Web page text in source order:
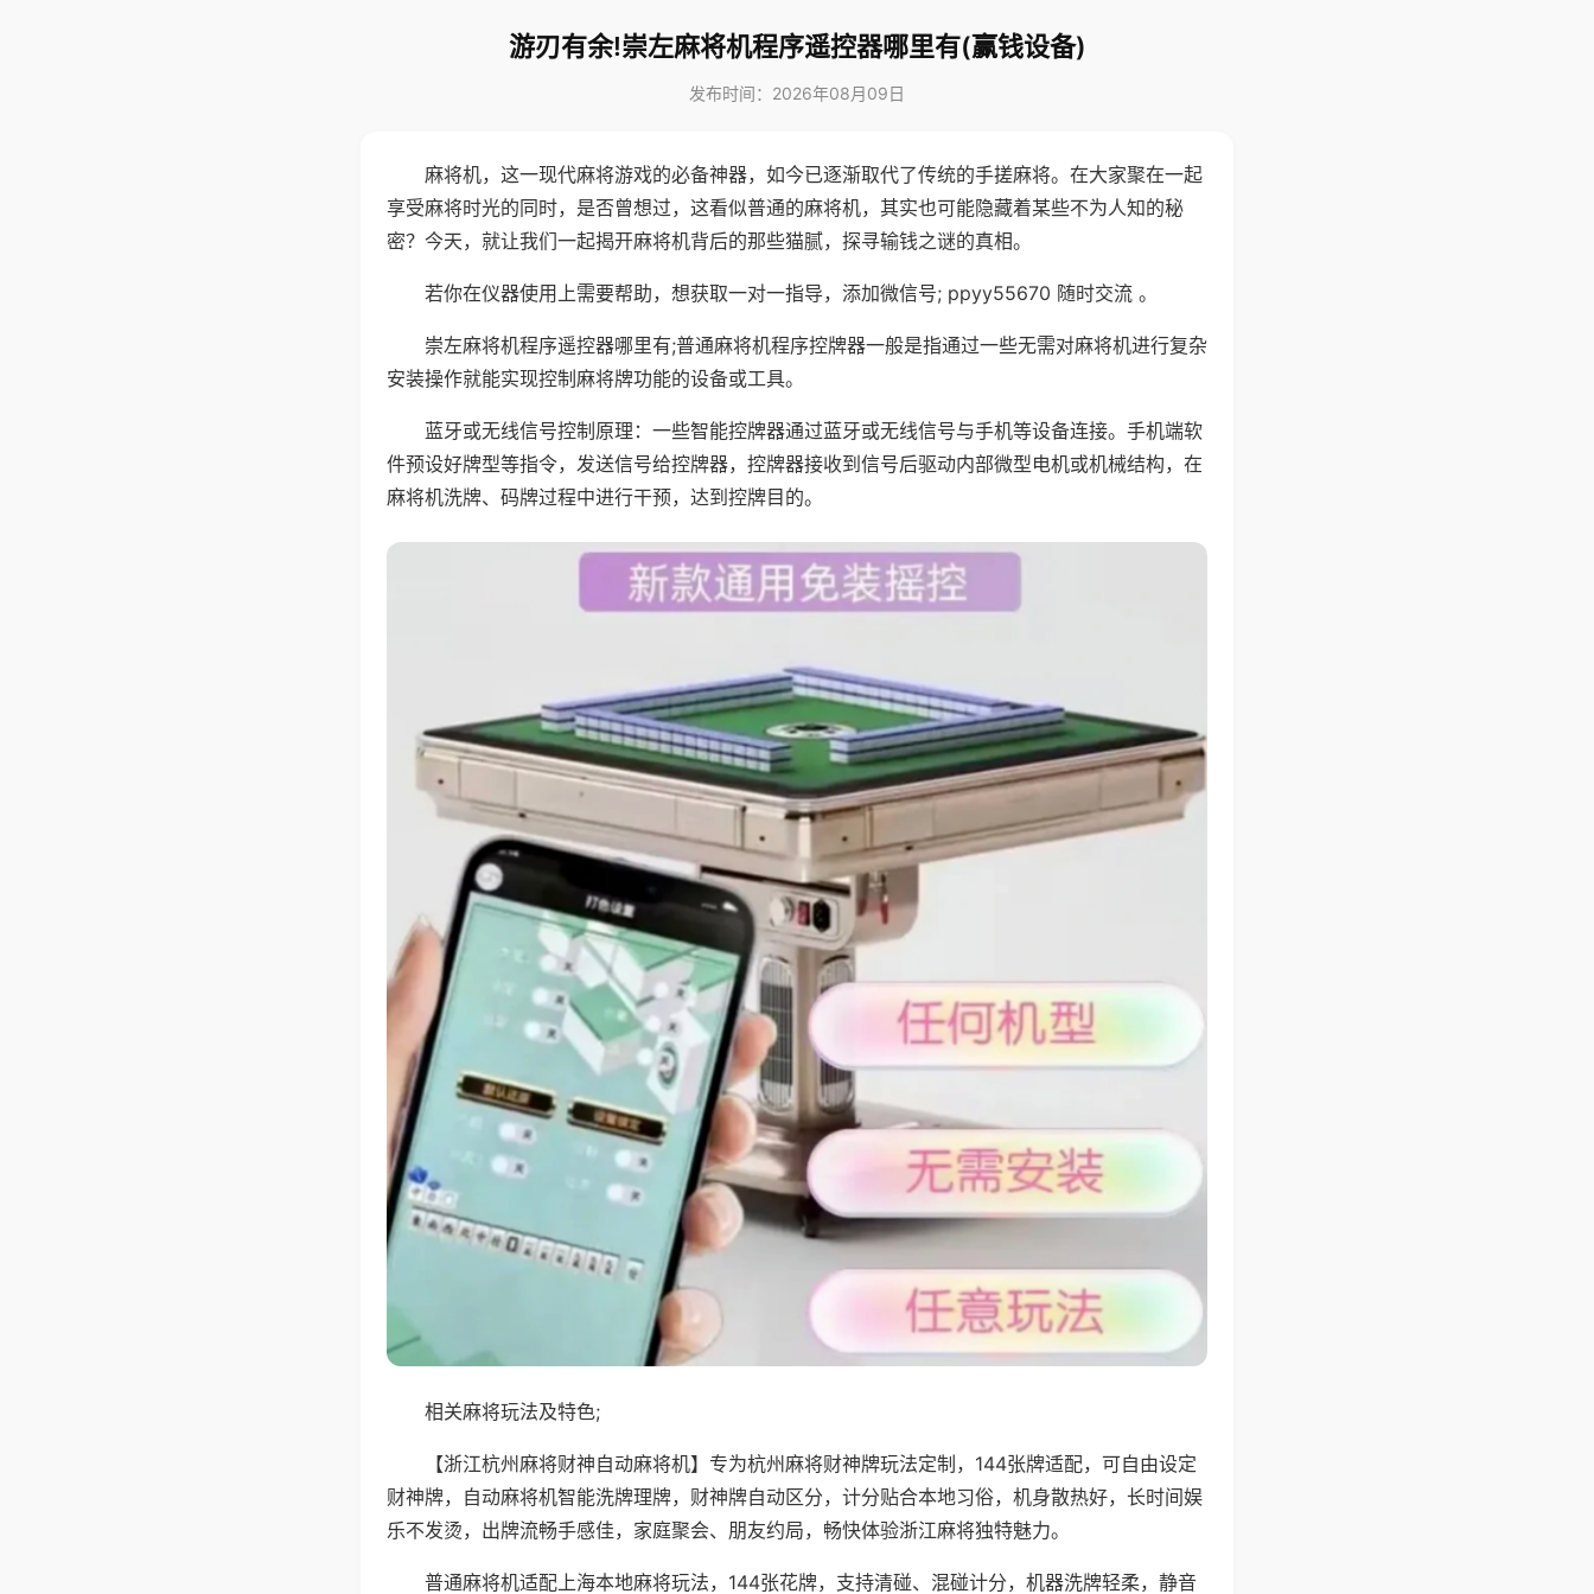
游刃有余!崇左麻将机程序遥控器哪里有(赢钱设备)
发布时间：2026年08月09日
麻将机，这一现代麻将游戏的必备神器，如今已逐渐取代了传统的手搓麻将。在大家聚在一起
享受麻将时光的同时，是否曾想过，这看似普通的麻将机，其实也可能隐藏着某些不为人知的秘
密？今天，就让我们一起揭开麻将机背后的那些猫腻，探寻输钱之谜的真相。
若你在仪器使用上需要帮助，想获取一对一指导，添加微信号; ppyy55670 随时交流 。
崇左麻将机程序遥控器哪里有;普通麻将机程序控牌器一般是指通过一些无需对麻将机进行复杂
安装操作就能实现控制麻将牌功能的设备或工具。
蓝牙或无线信号控制原理：一些智能控牌器通过蓝牙或无线信号与手机等设备连接。手机端软
件预设好牌型等指令，发送信号给控牌器，控牌器接收到信号后驱动内部微型电机或机械结构，在
麻将机洗牌、码牌过程中进行干预，达到控牌目的。
相关麻将玩法及特色;
【浙江杭州麻将财神自动麻将机】专为杭州麻将财神牌玩法定制，144张牌适配，可自由设定
财神牌，自动麻将机智能洗牌理牌，财神牌自动区分，计分贴合本地习俗，机身散热好，长时间娱
乐不发烫，出牌流畅手感佳，家庭聚会、朋友约局，畅快体验浙江麻将独特魅力。
普通麻将机适配上海本地麻将玩法，144张花牌，支持清碰、混碰计分，机器洗牌轻柔，静音